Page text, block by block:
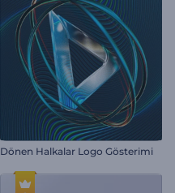
Dönen Halkalar Logo Gösterimi